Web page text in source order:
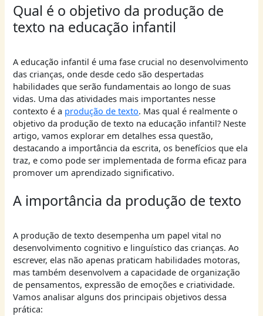
Qual é o objetivo da produção de
texto na educação infantil
A educação infantil é uma fase crucial no desenvolvimento
das crianças, onde desde cedo são despertadas
habilidades que serão fundamentais ao longo de suas
vidas. Uma das atividades mais importantes nesse
contexto é a produção de texto. Mas qual é realmente o
objetivo da produção de texto na educação infantil? Neste
artigo, vamos explorar em detalhes essa questão,
destacando a importância da escrita, os benefícios que ela
traz, e como pode ser implementada de forma eficaz para
promover um aprendizado significativo.
A importância da produção de texto
A produção de texto desempenha um papel vital no
desenvolvimento cognitivo e linguístico das crianças. Ao
escrever, elas não apenas praticam habilidades motoras,
mas também desenvolvem a capacidade de organização
de pensamentos, expressão de emoções e criatividade.
Vamos analisar alguns dos principais objetivos dessa
prática: